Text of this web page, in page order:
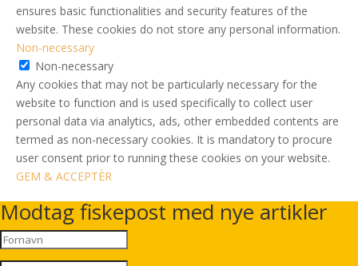
ensures basic functionalities and security features of the
website. These cookies do not store any personal information.
Non-necessary
Non-necessary
Any cookies that may not be particularly necessary for the
website to function and is used specifically to collect user
personal data via analytics, ads, other embedded contents are
termed as non-necessary cookies. It is mandatory to procure
user consent prior to running these cookies on your website.
GEM & ACCEPTÈR
Modtag fiskepost med nye artikler